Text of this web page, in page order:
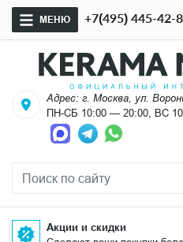
МЕНЮ +7(495) 445-42-
Адрес: г. Москва, ул.
ПН-СБ 10:00 — 20:00, ВС
Акции и скидки